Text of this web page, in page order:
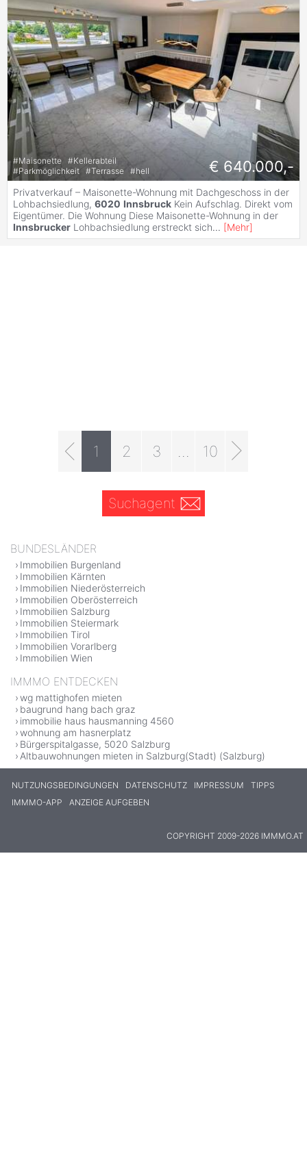
#Maisonette #Kellerabteil
#Parkmöglichkeit #Terrasse #hell € 640.000,-
Privatverkauf – Maisonette-Wohnung mit Dachgeschoss in der
Lohbachsiedlung, 6020 Innsbruck Kein Aufschlag. Direkt vom
Eigentümer. Die Wohnung Diese Maisonette-Wohnung in der
Innsbrucker Lohbachsiedlung erstreckt sich... [Mehr]
1 2 3 10
Suchagent
BUNDESLÄNDER
Immobilien Burgenland
Immobilien Kärnten
Immobilien Niederösterreich
Immobilien Oberösterreich
Immobilien Salzburg
Immobilien Steiermark
Immobilien Tirol
Immobilien Vorarlberg
Immobilien Wien
IMMMO ENTDECKEN
wg mattighofen mieten
baugrund hang bach graz
immobilie haus hausmanning 4560
wohnung am hasnerplatz
Bürgerspitalgasse, 5020 Salzburg
Altbauwohnungen mieten in Salzburg(Stadt) (Salzburg)
NUTZUNGSBEDINGUNGEN DATENSCHUTZ IMPRESSUM
TIPPS
IMMMO-APP
ANZEIGE AUFGEBEN
COPYRIGHT 2009-2026 IMMMO.AT